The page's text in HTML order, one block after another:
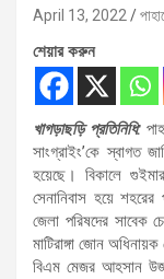
April 13, 2022
শেয়ার করুন
খাগড়াছড়ি প্রতিনিধি:
সাংগ্রাইং’কে স্বাগত
হয়েছে। বিকালে
সেনানিবাস হয়ে
জেলা পরিষদের সাবেক
মাটিরাঙ্গা জোন
বিএম মেজর আহসান উজ